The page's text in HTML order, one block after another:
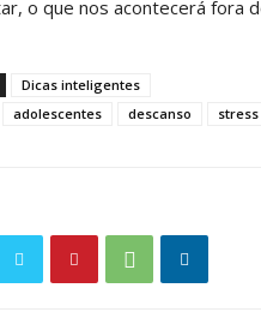
o que nos acontecerá fora
Dicas inteligentes
adolescentes descanso stress